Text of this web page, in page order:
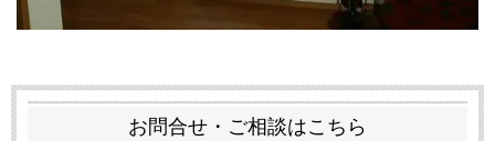
お問合せ・ご相談はこちら